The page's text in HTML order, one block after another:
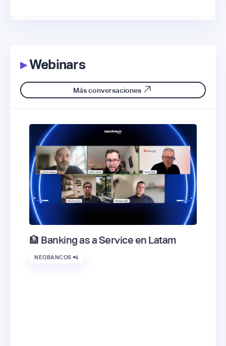
▸Webinars
Más conversaciones
🏦 Banking as a Service en Latam
NEOBANCOS 📲